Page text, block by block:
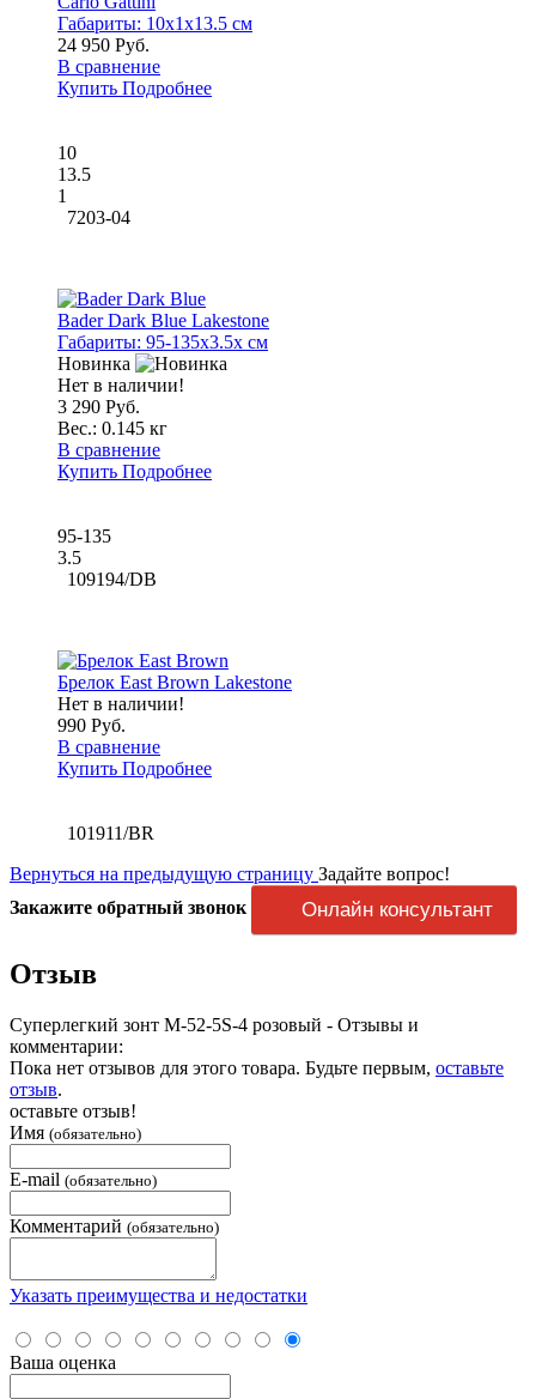
Габариты: 10x1x13.5 см
24 950 Руб.
В сравнение
Купить Подробнее
10
13.5
1
7203-04
Bader Dark Blue Lakestone
Габариты: 95-135x3.5x см
Новинка
Нет в наличии!
3 290 Руб.
Вес.: 0.145 кг
В сравнение
Купить Подробнее
95-135
3.5
109194/DB
Брелок East Brown Lakestone
Нет в наличии!
990 Руб.
В сравнение
Купить Подробнее
101911/BR
Вернуться на предыдущую страницу Задайте вопрос!
Закажите обратный звонок
Онлайн консультант
Отзыв
Суперлегкий зонт M-52-5S-4 розовый - Отзывы и
комментарии:
Пока нет отзывов для этого товара. Будьте первым, оставьте
отзыв.
оставьте отзыв!
Имя (обязательно)
E-mail (обязательно)
Комментарий (обязательно)
Указать преимущества и недостатки
Ваша оценка